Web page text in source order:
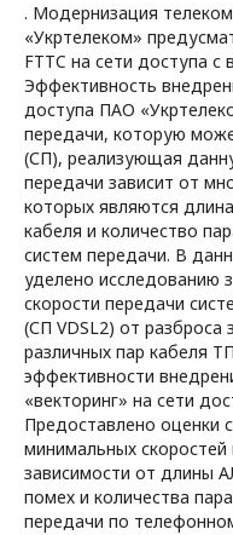
. Модернизация
«Укртелеком»
FTTC на сети доступа с
Эффективность
доступа ПАО
передачи, которую
(СП), реализующая
передачи зависит от
которых являются
кабеля и количество
систем передачи. В
уделено исследованию
скорости передачи
(СП VDSL2) от разброса
различных пар кабеля
эффективности
«векторинг» на сети
Предоставлено оценки
минимальных
зависимости от длины
помех и количества
передачи по